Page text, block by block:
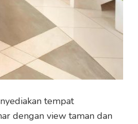
tempat
dengan view taman dan